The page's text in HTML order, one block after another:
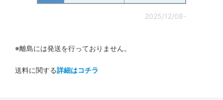
2025/12/08-
※離島には発送を行っておりません。
送料に関する詳細はコチラ